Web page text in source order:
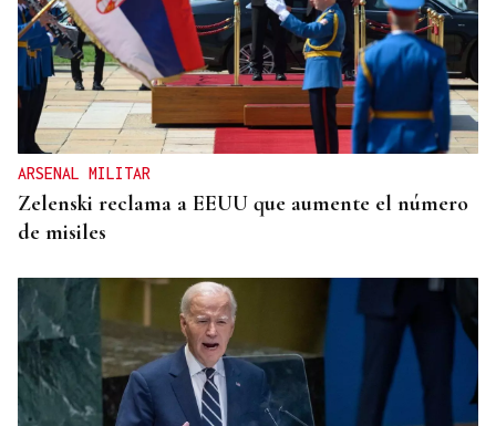
ARSENAL MILITAR
Zelenski reclama a EEUU que aumente el número
de misiles